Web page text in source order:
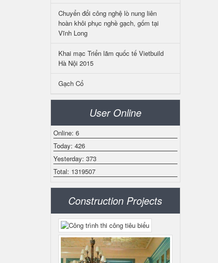
Chuyển đổi công nghệ lò nung liên
hoàn khôi phục nghề gạch, gốm tại
Vĩnh Long
Khai mạc Triển lãm quốc tế Vietbuild
Hà Nội 2015
Gạch Cổ
User Online
Online: 6
Today: 426
Yesterday: 373
Total: 1319507
Construction Projects